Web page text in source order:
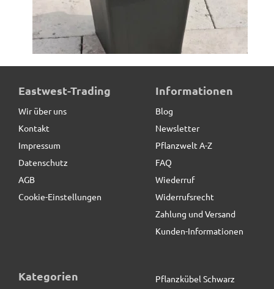
Pflanzeinsatz L26,5x B26,5x H25cm, mit
Bewässerungssystem
19,90 € *
Eastwest-Trading
Wir über uns
Kontakt
Impressum
Datenschutz
AGB
Cookie-Einstellungen
Informationen
Blog
Newsletter
Pflanzwelt A-Z
FAQ
Wiederruf
Widerrufsrecht
Zahlung und Versand
Kunden-Informationen
Kategorien
Pflanzkübel Schwarz